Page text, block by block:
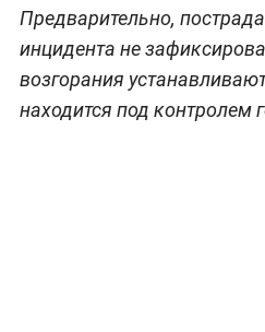
Предварительно,
инцидента не
возгорания
находится под контролем